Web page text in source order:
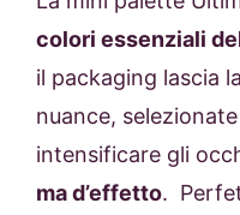
colori essenziali
il packaging lascia
nuance,
intensificare gli
ma d’effetto.